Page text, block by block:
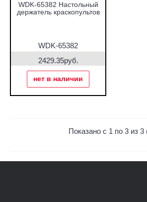
WDK-65382 Настольный
держатель краскопультов
WDK-65382
2429.35руб.
нет в наличии
Показано с 1 по 3 из 3